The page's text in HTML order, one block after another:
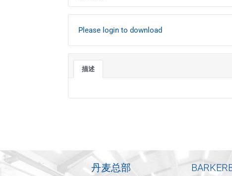
Please login to download
描述
丹麦总部